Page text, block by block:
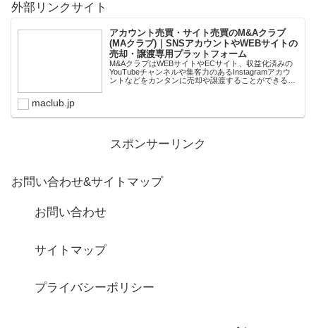
外部リンクサイト
アカウント売買・サイト売買のM&Aクラブ
(MAクラブ)｜SNSアカウントやWEBサイトの
売却・譲渡専用プラットフォーム
M&AクラブはWEBサイトやECサイト、収益化済みの
YouTubeチャンネルや集客力のあるInstagramアカウ
ントなどをカンタンに売却や譲渡することができるプ
maclub.jp
スポンサーリンク
お問い合わせ&サイトマップ
お問い合わせ
サイトマップ
プライバシーポリシー